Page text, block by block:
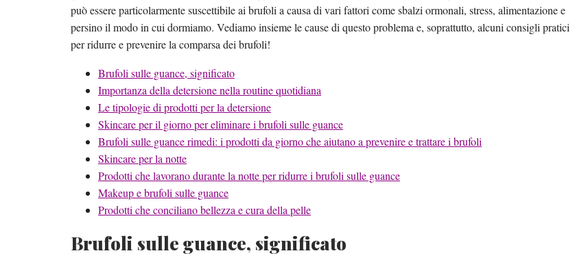
può essere particolarmente suscettibile ai brufoli a causa di vari fattori come sbalzi ormonali, stress, alimentazione e
persino il modo in cui dormiamo. Vediamo insieme le cause di questo problema e, soprattutto, alcuni consigli pratici
per ridurre e prevenire la comparsa dei brufoli!
Brufoli sulle guance, significato
Importanza della detersione nella routine quotidiana
Le tipologie di prodotti per la detersione
Skincare per il giorno per eliminare i brufoli sulle guance
Brufoli sulle guance rimedi: i prodotti da giorno che aiutano a prevenire e trattare i brufoli
Skincare per la notte
Prodotti che lavorano durante la notte per ridurre i brufoli sulle guance
Makeup e brufoli sulle guance
Prodotti che conciliano bellezza e cura della pelle
Brufoli sulle guance, significato